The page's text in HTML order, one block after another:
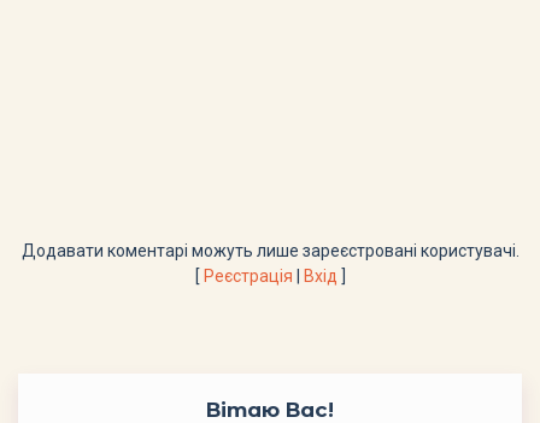
Додавати коментарі можуть лише зареєстровані користувачі.
[ Реєстрація Вхід
Вітаю Вас!